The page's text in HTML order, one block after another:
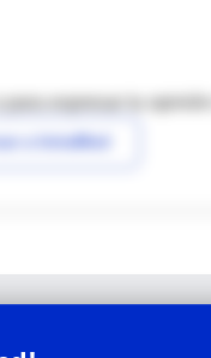
expresar tu
a IntraMed